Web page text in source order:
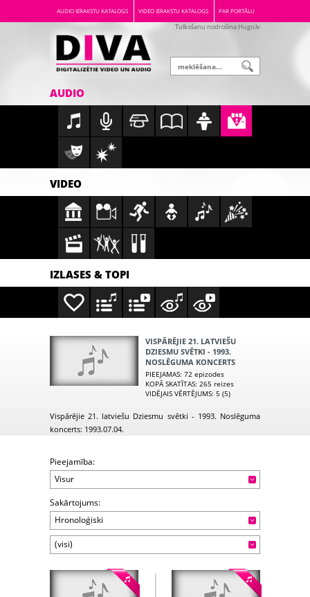
AUDIO IERAKSTU KATALOGS VIDEO IERAKSTU KATALOGS PAR PORTĀLU
Tulkošanu nodrošina Hugo.lv
AUDIO
VIDEO
IZLASES & TOPI
VISPĀRĒJIE 21. LATVIEŠU
DZIESMU SVĒTKI - 1993.
NOSLĒGUMA KONCERTS
PIEEJAMAS: 72 epizodes
KOPĀ SKATĪTAS: 265 reizes
VIDĒJAIS VĒRTĒJUMS: 5 (5)
Vispārējie 21. latviešu Dziesmu svētki - 1993. Noslēguma
koncerts: 1993.07.04.
Pieejamība:
Visur
Sakārtojums:
Hronoloģiski
(visi)